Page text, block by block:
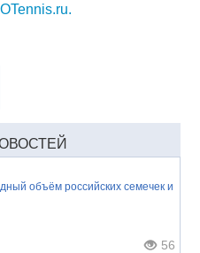
объём российских семечек и
56